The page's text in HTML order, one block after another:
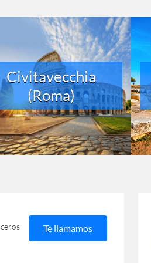
Civitavecchia
(Roma)
Te llamamos